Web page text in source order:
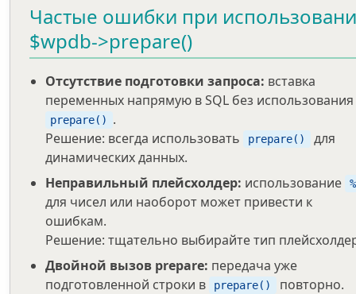
Частые ошибки при
$wpdb->prepare()
Отсутствие подготовки запроса: вставка
переменных напрямую в SQL без использования
prepare()
.
Решение: всегда использовать
prepare()
для
динамических данных.
Неправильный плейсхолдер: использование
для чисел или наоборот может привести к
ошибкам.
Решение: тщательно выбирайте тип
Двойной вызов prepare: передача уже
подготовленной строки в
prepare() повторно.